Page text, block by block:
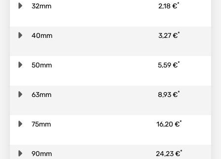
32mm 2,18 €*
40mm 3,27 €*
50mm 5,59 €*
63mm 8,93 €*
75mm 16,20 €*
90mm 24,23 €*